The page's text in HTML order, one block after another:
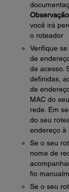
você irá
o roteador
Verifique
de
de acesso.
definidas,
de
MAC do
rede. Em
do seu
endereço à
Se o seu
nome de
fio
Se o seu